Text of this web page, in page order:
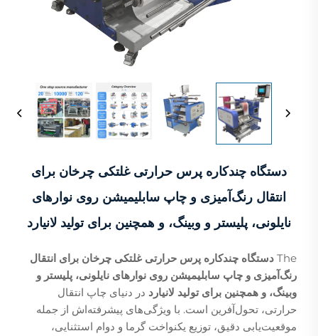
دستگاه چندکاره پرس حرارتی غلتکی چرخان برای
انتقال رنگ‌آمیزی و چاپ سابلیمیشن روی نوارهای
نایلونی، پلیستر و وبینگ، و همچنین برای تولید لانیارد
The دستگاه چندکاره پرس حرارتی غلتکی چرخان برای انتقال
رنگ‌آمیزی و چاپ سابلیمیشن روی نوارهای نایلونی، پلیستر و
وبینگ، و همچنین برای تولید لانیارد در دنیای چاپ انتقال
حرارتی، تحول‌آفرین است. با ویژگی‌های پیشرفته‌اش از جمله
موقعیت‌یابی دقیق، توزیع یکنواخت گرما و دوام استثنایی،